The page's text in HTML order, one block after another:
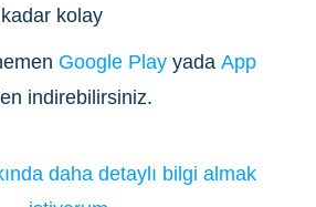
kolay
Google Play yada App
indirebilirsiniz.
daha detaylı bilgi almak